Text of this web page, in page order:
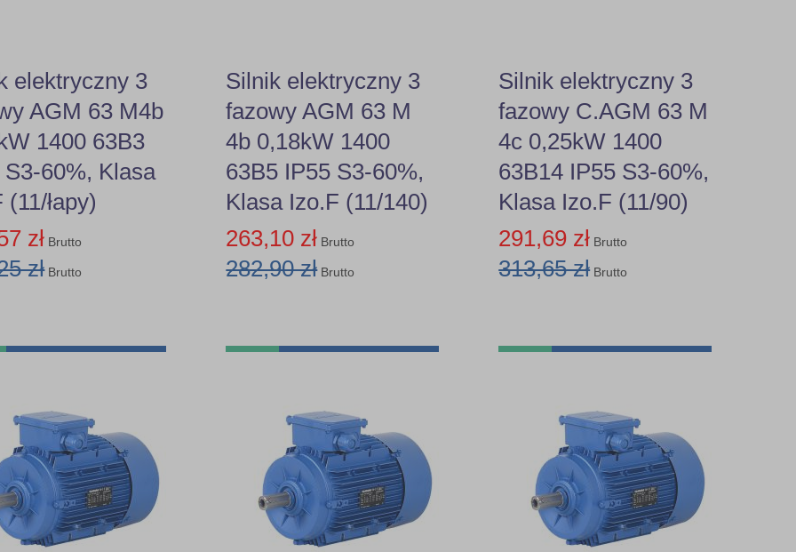
elektryczny 3
AGM 63 M4b
1400 63B3
S3-60%, Klasa
(11/łapy)
zł Brutto
zł Brutto
Silnik elektryczny 3
fazowy AGM 63 M
4b 0,18kW 1400
63B5 IP55 S3-60%,
Klasa Izo.F (11/140)
263,10 zł Brutto
282,90 zł Brutto
Silnik elektryczny 3
fazowy C.AGM 63 M
4c 0,25kW 1400
63B14 IP55 S3-60%,
Klasa Izo.F (11/90)
291,69 zł Brutto
313,65 zł Brutto